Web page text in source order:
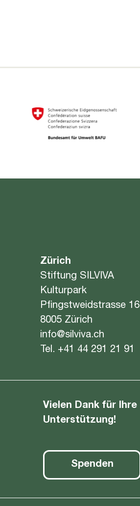
Zürich
Stiftung SILVIVA
Kulturpark
Pfingstweidstrasse 16
8005 Zürich
info@silviva.ch
Tel. +41 44 291 21 91
Vielen Dank für Ihre
Unterstützung!
Spenden